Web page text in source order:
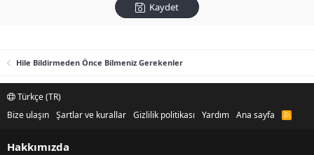
Kaydet
Hile Bildirmeden Önce Bilmeniz Gerekenler
Türkçe (TR)
Bize ulaşın Şartlar ve kurallar Gizlilik politikası Yardım Ana sayfa
R
Hakkımızda